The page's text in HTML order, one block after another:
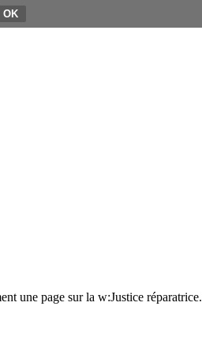
une page sur la w:Justice réparatrice.